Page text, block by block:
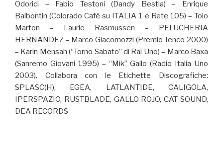
Odorici – Fabio Testoni (Dandy Bestia) – Enrique
Balbontin (Colorado Cafè su ITALIA 1 e Rete 105) – Tolo
Marton – Laurie Rasmussen – PELUCHERIA
HERNANDEZ – Marco Giacomozzi (Premio Tenco 2000)
– Karin Mensah (“Torno Sabato” di Rai Uno) – Marco Baxa
(Sanremo Giovani 1995) – “Mik” Gallo (Radio Italia Uno
2003). Collabora con le Etichette Discografiche:
SPLASC(H), EGEA, LATLANTIDE, CALIGOLA,
IPERSPAZIO, RUSTBLADE, GALLO ROJO, CAT SOUND,
DEA RECORDS